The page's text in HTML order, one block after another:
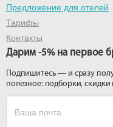
Предложение для отелей
Тарифы
Контакты
Дарим -5% на первое
Подпишитесь — и сразу
полезное: подборки,